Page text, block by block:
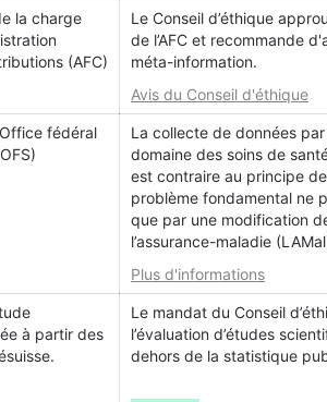
la charge
(AFC)
Le Conseil d’éthique
de l’AFC et recommande
méta-information.
Avis du Conseil d'éthique
fédéral
La collecte de données
domaine des soins de
est contraire au principe
problème fondamental ne
que par une modification
l’assurance-maladie
Plus d'informations
à partir des
Le mandat du Conseil
l’évaluation d’études
dehors de la statistique